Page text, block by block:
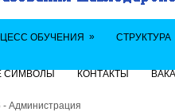
ОБУЧЕНИЯ » СТРУКТУРА
СИМВОЛЫ КОНТАКТЫ
- Администрация